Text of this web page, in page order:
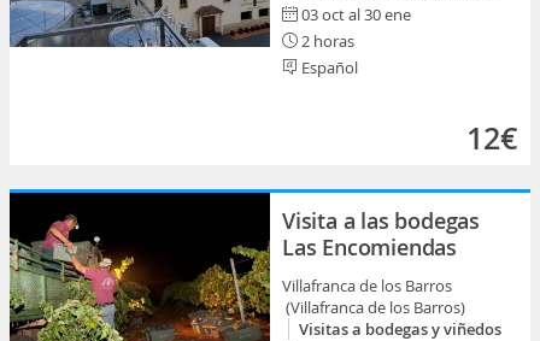
03 oct al 30 ene
2 horas
Español
12€
Visita a las bodegas
Las Encomiendas
Villafranca de los Barros
(Villafranca de los Barros)
Visitas a bodegas y viñedos